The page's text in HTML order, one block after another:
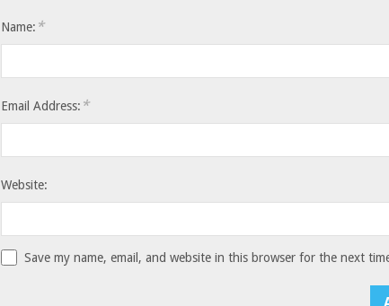
Name: *
Email Address: *
Website:
Save my name, email, and website in this browser for the next